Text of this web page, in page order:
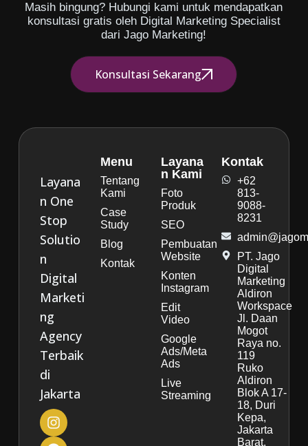
Masih bingung? Hubungi kami untuk mendapatkan
konsultasi gratis oleh Digital Marketing Specialist
dari Jago Marketing!
Konsultasi Sekarang
Layana
n One
Stop
Solutio
n
Digital
Marketi
ng
Agency
Terbaik
di
Jakarta
Menu
Tentang
Kami
Case
Study
Blog
Kontak
Layana
n Kami
Foto
Produk
SEO
Pembuatan
Website
Konten
Instagram
Edit
Video
Google
Ads/Meta
Ads
Live
Streaming
Kontak
+62
813-
9088-
8231
PT. Jago
Digital
Marketing
Aldiron
Workspace
Jl. Daan
Mogot
Raya no.
119
Ruko
Aldiron
Blok A 17-
18, Duri
Kepa,
Jakarta
Barat.